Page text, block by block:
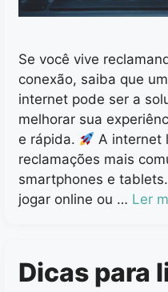
Se você vive
conexão, saiba que
internet pode ser a
melhorar sua
e rápida.
A internet
reclamações mais
smartphones e
jogar online ou … Ler
Dicas para